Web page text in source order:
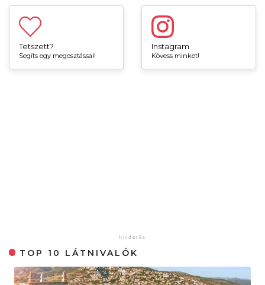
Tetszett?
Segíts egy megosztással!
Instagram
Kövess minket!
TOP 10 LÁTNIVALÓK